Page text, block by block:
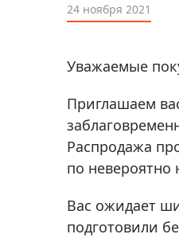
Приборы ночного
Фотогаджеты
Метеостанции,
Discovery
Оптика для детей
Астропланетарии
24 ноября 2021
Уважаемые
Приглашаем
Распродажа
по
Вас ожидает
подготовили